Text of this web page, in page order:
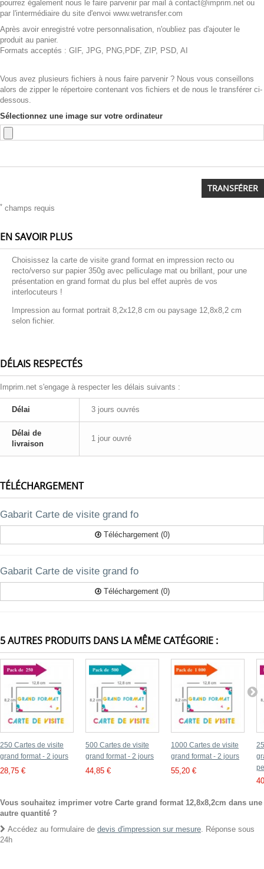
pourrez également nous le faire parvenir par mail à contact@imprim.net ou
par l'intermédiaire du site d'envoi www.wetransfer.com
Après avoir enregistré votre personnalisation, n'oubliez pas d'ajouter le
produit au panier.
Formats acceptés : GIF, JPG, PNG,PDF, ZIP, PSD, AI
Vous avez plusieurs fichiers à nous faire parvenir ? Nous vous conseillons
alors de zipper le répertoire contenant vos fichiers et de nous le transférer ci-
dessous.
Sélectionnez une image sur votre ordinateur
TRANSFÉRER
* champs requis
EN SAVOIR PLUS
Choisissez la carte de visite grand format en impression recto ou
recto/verso sur papier 350g avec pelliculage mat ou brillant, pour une
présentation en grand format du plus bel effet auprès de vos
interlocuteurs !
Impression au format portrait 8,2x12,8 cm ou paysage 12,8x8,2 cm
selon fichier.
DÉLAIS RESPECTÉS
Imprim.net s'engage à respecter les délais suivants :
Délai 3 jours ouvrés
Délai de
livraison
1 jour ouvré
TÉLÉCHARGEMENT
Gabarit Carte de visite grand fo
Téléchargement (0)
Gabarit Carte de visite grand fo
Téléchargement (0)
5 AUTRES PRODUITS DANS LA MÊME CATÉGORIE :
250 Cartes de visite
grand format - 2 jours
28,75 €
500 Cartes de visite
grand format - 2 jours
44,85 €
1000 Cartes de visite
grand format - 2 jours
55,20 €
Vous souhaitez imprimer votre Carte grand format 12,8x8,2cm dans une
autre quantité ?
Accédez au formulaire de devis d'impression sur mesure . Réponse sous
24h